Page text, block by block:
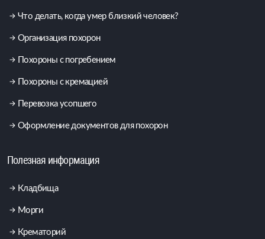
Что делать, когда умер близкий человек?
Организация похорон
Похороны с погребением
Похороны с кремацией
Перевозка усопшего
Оформление документов для похорон
Полезная информация
Кладбища
Морги
Крематорий